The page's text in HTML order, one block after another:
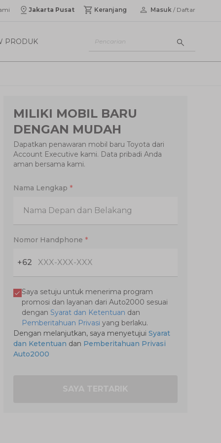
Jakarta Pusat Keranjang Masuk / Daftar
PRODUK
MILIKI MOBIL BARU
DENGAN MUDAH
Dapatkan penawaran mobil baru Toyota dari
Account Executive kami. Data pribadi Anda
aman bersama kami.
Nama Lengkap *
Nomor Handphone *
+62
Saya setuju untuk menerima program
promosi dan layanan dari Auto2000 sesuai
dengan Syarat dan Ketentuan dan
Pemberitahuan Privasi yang berlaku.
Dengan melanjutkan, saya menyetujui Syarat
dan Ketentuan dan Pemberitahuan Privasi
Auto2000